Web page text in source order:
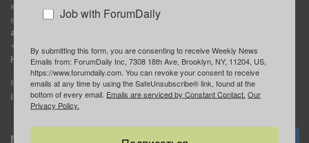
Контактное лицо:
Марина Баранчук
ad@forumdaily.com
+1 347-604-1261
Наши рекламодатели
E-mail редакции:
info@forumdaily.com
Группа “ИЩУ СОВЕТА”
ForumDaily
Подписка
Job with ForumDaily
By submitting this form, you are consenting to receive Weekly News
Emails from: ForumDaily Inc, 7308 18th Ave, Brooklyn, NY, 11204, US,
https://www.forumdaily.com. You can revoke your consent to receive
emails at any time by using the SafeUnsubscribe® link, found at the
bottom of every email. Emails are serviced by Constant Contact. Our
Privacy Policy.